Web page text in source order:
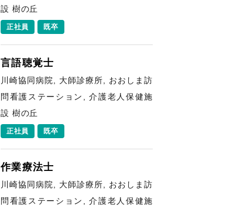
設 樹の丘
正社員 既卒
言語聴覚士
川崎協同病院, 大師診療所, おおしま訪
問看護ステーション, 介護老人保健施
設 樹の丘
正社員 既卒
作業療法士
川崎協同病院, 大師診療所, おおしま訪
問看護ステーション, 介護老人保健施